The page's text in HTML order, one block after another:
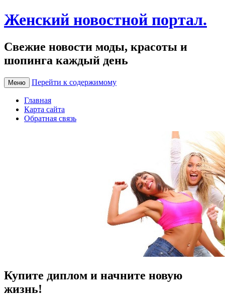
Женский новостной портал.
Свежие новости моды, красоты и
шопинга каждый день
Меню Перейти к содержимому
Главная
Карта сайта
Обратная связь
Купите диплом и начните новую
жизнь!